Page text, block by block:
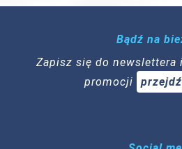
Bądź na
Zapisz się do newslettera
promocji